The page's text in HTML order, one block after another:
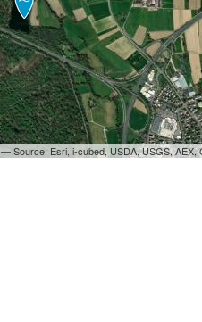
Source: Esri, i-cubed, USDA, USGS, AEX,